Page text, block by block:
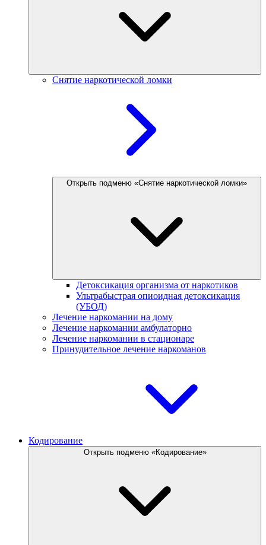
Снятие наркотической ломки
Открыть подменю «Снятие наркотической ломки»
Детоксикация организма от наркотиков
Ультрабыстрая опиоидная детоксикация
(УБОД)
Лечение наркомании на дому
Лечение наркомании амбулаторно
Лечение наркомании в стационаре
Принудительное лечение наркоманов
Кодирование
Открыть подменю «Кодирование»